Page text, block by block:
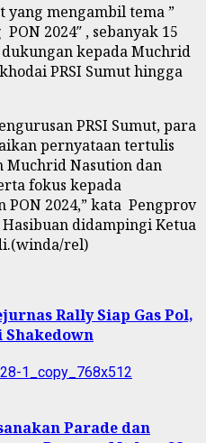
yang mengambil tema ”
2024″ , sebanyak 15
kepada Muchrid
PRSI Sumut hingga
PRSI Sumut, para
pernyataan tertulis
Nasution dan
fokus kepada
2024,” kata Pengprov
didampingi Ketua
rel)
Rally Siap Gas Pol,
Shakedown
Parade dan